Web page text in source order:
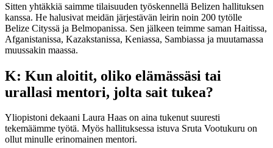
Sitten yhtäkkiä saimme tilaisuuden työskennellä Belizen hallituksen
kanssa. He halusivat meidän järjestävän leirin noin 200 tytölle
Belize Cityssä ja Belmopanissa. Sen jälkeen teimme saman Haitissa,
Afganistanissa, Kazakstanissa, Keniassa, Sambiassa ja muutamassa
muussakin maassa.
K: Kun aloitit, oliko elämässäsi tai
urallasi mentori, jolta sait tukea?
Yliopistoni dekaani Laura Haas on aina tukenut suuresti
tekemäämme työtä. Myös hallituksessa istuva Sruta Vootukuru on
ollut minulle erinomainen mentori.